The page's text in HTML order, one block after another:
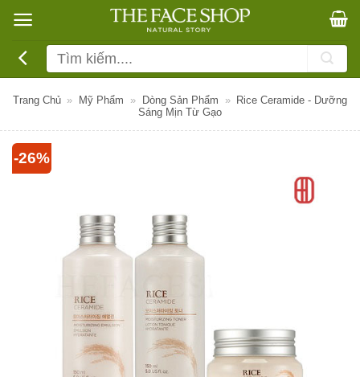
qua
dung
Tìm
kiếm:
Trang Chủ » Mỹ Phẩm » Dòng Sản Phẩm »
Rice Ceramide - Dưỡng
Sáng Mịn Từ Gạo
-26%